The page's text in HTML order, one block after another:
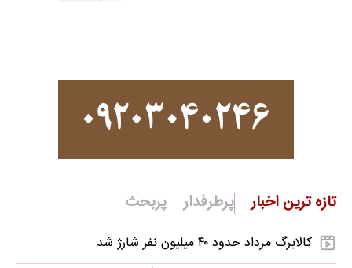
تازه ترین اخبار پرطرفدار پربحث
کالابرگ مرداد حدود ۴۰‌ میلیون نفر شارژ شد